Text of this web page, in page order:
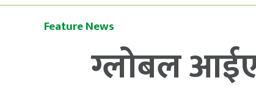
Feature News
ग्लोबल